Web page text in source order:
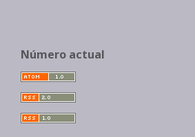
Número actual